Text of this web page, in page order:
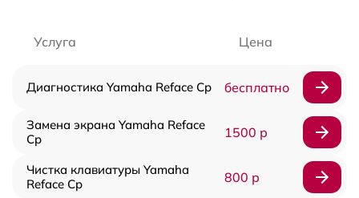
Услуга Цена
Диагностика Yamaha Reface Cp бесплатно
Замена экрана Yamaha Reface
Cp
1500 р
Чистка клавиатуры Yamaha
Reface Cp
800 р